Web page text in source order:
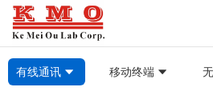
有线通讯 移动终端